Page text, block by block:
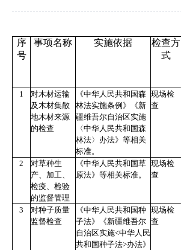
序
号
事项名称 实施依据
检查方
式
1
对木材运输
及木材集散
地木材来源
的检查
《中华人民共和国森
林法实施条例》《新
疆维吾尔自治区实施
〈中华人民共和国森
林法〉办法》等相关
标准。
现场检
查
2
对草种生
产、加工、
检疫、检验
的监督管理
《中华人民共和国草
原法》等相关标准。
现场检
查
3
对种子质量
监督检查
《中华人民共和国种
子法》《新疆维吾尔
自治区实施<中华人民
共和国种子法>办法》
现场检
查